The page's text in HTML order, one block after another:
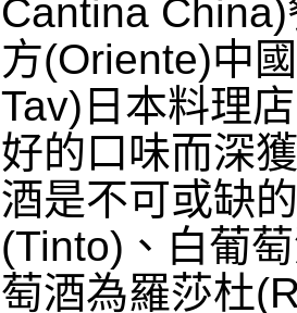
Cantina
方(Oriente)中
Tav)日本料理
好的口味而深
酒是不可或缺
(Tinto)、白葡
萄酒為羅莎杜